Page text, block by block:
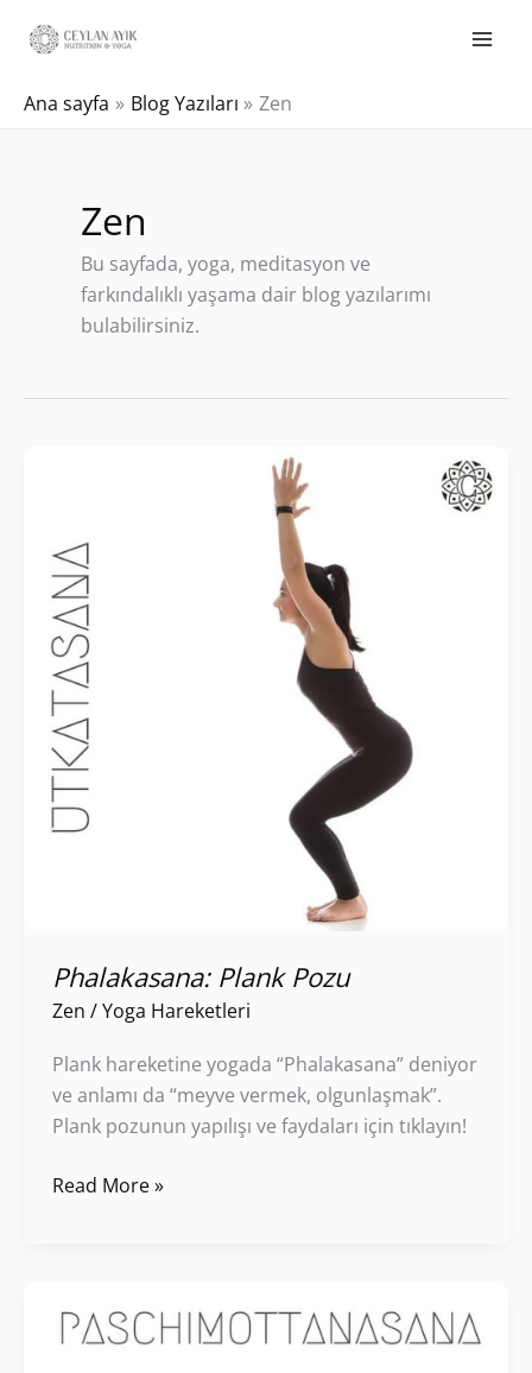
Ana sayfa Blog Yazıları Zen
Zen
Bu sayfada, yoga, meditasyon ve
farkındalıklı yaşama dair blog yazılarımı
bulabilirsiniz.
Phalakasana: Plank Pozu
Zen /Yoga Hareketleri
Plank hareketine yogada “Phalakasana” deniyor
ve anlamı da “meyve vermek, olgunlaşmak”.
Plank pozunun yapılışı ve faydaları için tıklayın!
Read More »
Oturarak